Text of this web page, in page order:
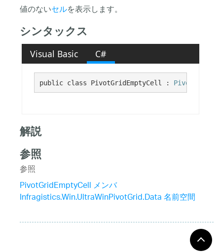
値のないセルを表示します。
シンタックス
Visual Basic C#
public class PivotGridEmptyCell :
解説
参照
参照
PivotGridEmptyCell メンバ
Infragistics.Win.UltraWinPivotGrid.Data 名前空間